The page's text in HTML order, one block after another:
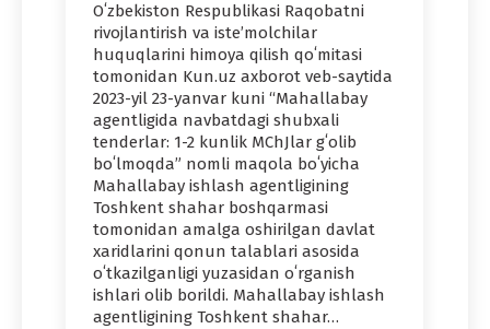
Oʻzbekiston Respublikasi Raqobatni
rivojlantirish va isteʼmolchilar
huquqlarini himoya qilish qoʻmitasi
tomonidan Kun.uz axborot veb-saytida
2023-yil 23-yanvar kuni “Mahallabay
agentligida navbatdagi shubxali
tenderlar: 1-2 kunlik MChJlar gʻolib
boʻlmoqda” nomli maqola boʻyicha
Mahallabay ishlash agentligining
Toshkent shahar boshqarmasi
tomonidan amalga oshirilgan davlat
xaridlarini qonun talablari asosida
oʻtkazilganligi yuzasidan oʻrganish
ishlari olib borildi. Mahallabay ishlash
agentligining Toshkent shahar…